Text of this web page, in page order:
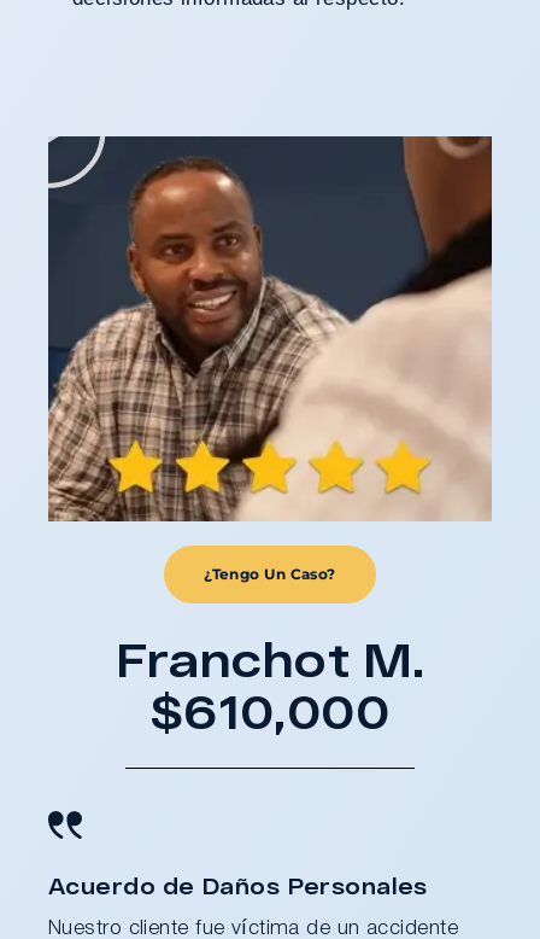
¿Tengo Un Caso?
Franchot M.
$610,000
Acuerdo de Daños Personales
Nuestro cliente fue víctima de un accidente